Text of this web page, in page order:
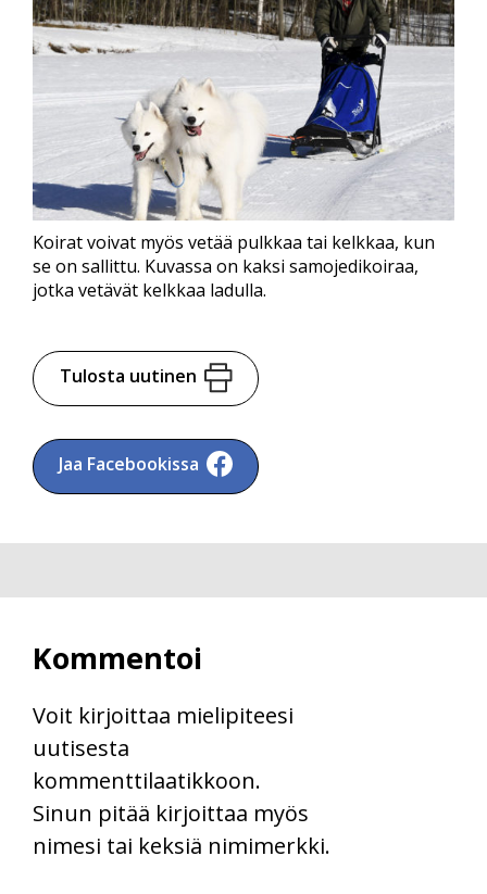
Koirat voivat myös vetää pulkkaa tai kelkkaa, kun
se on sallittu. Kuvassa on kaksi samojedikoiraa,
jotka vetävät kelkkaa ladulla.
Tulosta uutinen
Jaa Facebookissa
Kommentoi
Voit kirjoittaa mielipiteesi
uutisesta
kommenttilaatikkoon.
Sinun pitää kirjoittaa myös
nimesi tai keksiä nimimerkki.